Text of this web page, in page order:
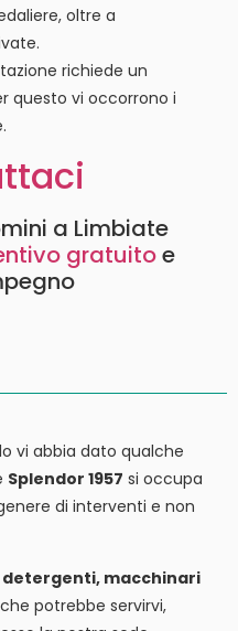
oltre a
richiede un
questo vi occorrono i
a Limbiate
gratuitoe
vi abbia dato qualche
Splendor 1957 si occupa
di interventi e non
macchinari
potrebbe servirvi,